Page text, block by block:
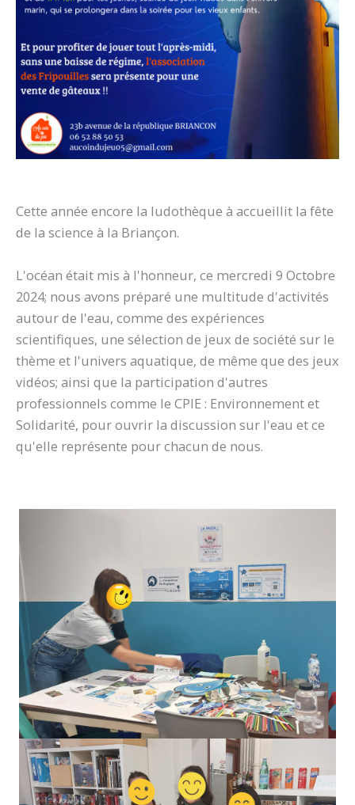
Cette année encore la ludothèque à accueillit la fête
de la science à la Briançon.
L'océan était mis à l'honneur, ce mercredi 9 Octobre
2024; nous avons préparé une multitude d'activités
autour de l'eau, comme des expériences
scientifiques, une sélection de jeux de société sur le
thème et l'univers aquatique, de même que des jeux
vidéos; ainsi que la participation d'autres
professionnels comme le CPIE : Environnement et
Solidarité, pour ouvrir la discussion sur l'eau et ce
qu'elle représente pour chacun de nous.